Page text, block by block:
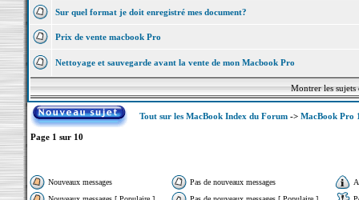
Sur quel format je doit enregistré mes document?
Prix de vente macbook Pro
Nettoyage et sauvegarde avant la vente de mon Macbook Pro
Montrer les
Tout sur les MacBook Index du Forum-> MacBook Pro
Page 1 sur 10
Nouveaux messages Pas de nouveaux messages